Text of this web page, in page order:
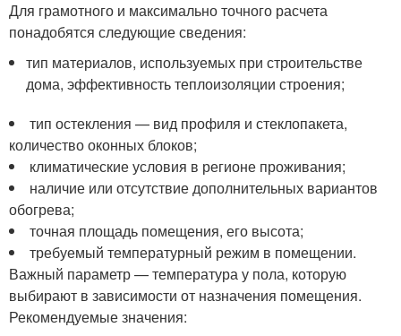
Для грамотного и максимально точного расчета
понадобятся следующие сведения:
тип материалов, используемых при строительстве
дома, эффективность теплоизоляции строения;
тип остекления — вид профиля и стеклопакета,
количество оконных блоков;
климатические условия в регионе проживания;
наличие или отсутствие дополнительных вариантов
обогрева;
точная площадь помещения, его высота;
требуемый температурный режим в помещении.
Важный параметр — температура у пола, которую
выбирают в зависимости от назначения помещения.
Рекомендуемые значения: